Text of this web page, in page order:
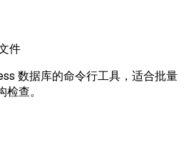
件
数据库的命令行工具，适合批量
查。